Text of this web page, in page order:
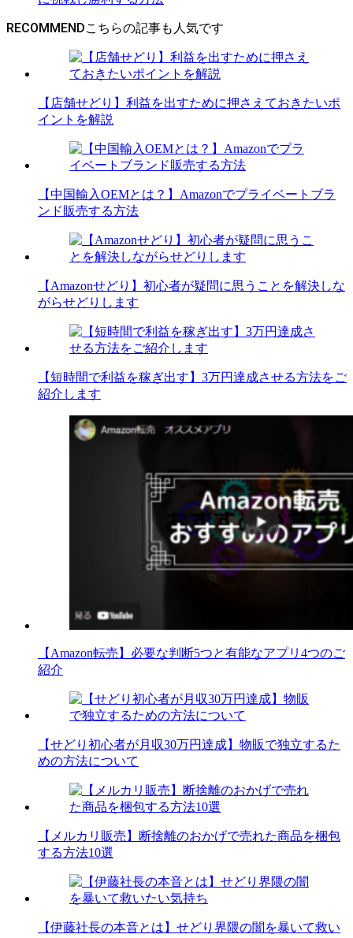
RECOMMEND
【店舗せどり】利益を出すために押さえておきたいポ
イントを解説
【中国輸入OEMとは？】Amazonでプライベートブラ
ンド販売する方法
【Amazonせどり】初心者が疑問に思うことを解決しな
がらせどりします
【短時間で利益を稼ぎ出す】3万円達成させる方法をご
紹介します
【Amazon転売】必要な判断5つと有能なアプリ4つのご
紹介
【せどり初心者が月収30万円達成】物販で独立するた
めの方法について
【メルカリ販売】断捨離のおかげで売れた商品を梱包
する方法10選
【伊藤社長の本音とは】せどり界隈の闇を暴いて救い